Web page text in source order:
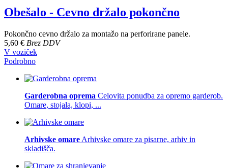
Obešalo - Cevno držalo pokončno
Pokončno cevno držalo za montažo na perforirane panele.
5,60 € Brez DDV
V voziček
Podrobno
Garderobna oprema Celovita ponudba za opremo garderob.
Omare, stojala, klopi, ...
Arhivske omare Arhivske omare za pisarne, arhiv in
skladišča.